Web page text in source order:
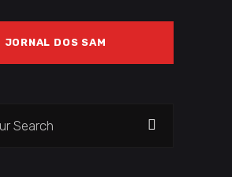
JORNAL DOS SAM